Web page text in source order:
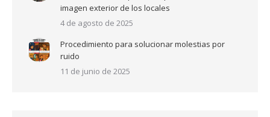
imagen exterior de los locales
4 de agosto de 2025
Procedimiento para solucionar molestias por
ruido
11 de junio de 2025